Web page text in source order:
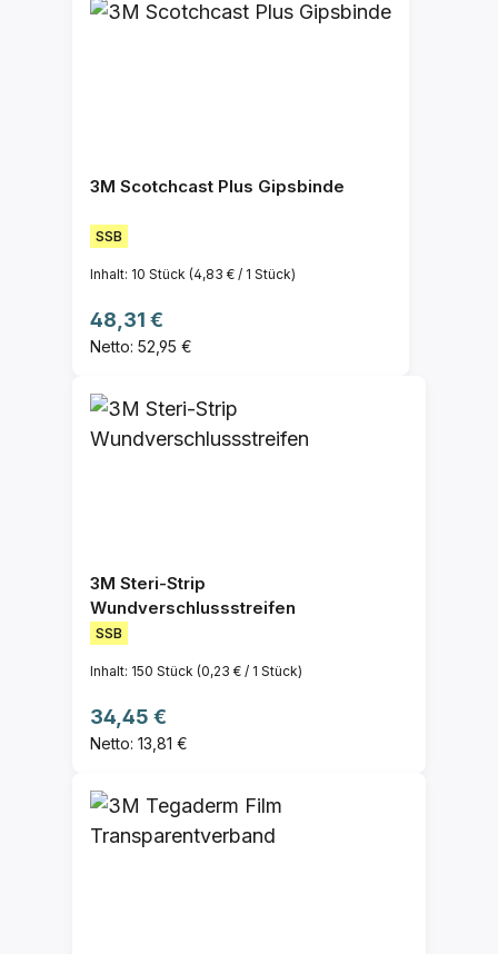
3M Scotchcast Plus Gipsbinde
SSB
Inhalt: 10 Stück (4,83 € / 1 Stück)
Regulärer Preis:
48,31 €
Netto: 52,95 €
3M Steri-Strip
Wundverschlussstreifen
SSB
Inhalt: 150 Stück (0,23 € / 1 Stück)
Regulärer Preis:
34,45 €
Netto: 13,81 €